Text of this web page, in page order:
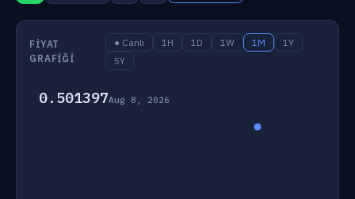
FIYAT
GRAFIĞI
● Canlı 1H 1D 1W 1M
1Y
5Y
0.501397Aug 8, 2026